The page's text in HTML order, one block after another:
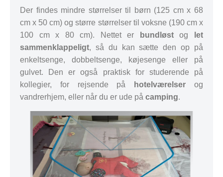
Der findes mindre størrelser til børn (125 cm x 68
cm x 50 cm) og større størrelser til voksne (190 cm x
100 cm x 80 cm). Nettet er
bundløstog
let
sammenklappeligt, så du kan sætte den op på
enkeltsenge, dobbeltsenge, køjesenge eller på
gulvet. Den er også praktisk for studerende på
kollegier, for rejsende på
hotelværelser og
vandrerhjem, eller når du er ude på camping.